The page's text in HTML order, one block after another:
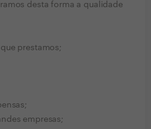
desta forma a qualidade
prestamos;
empresas;